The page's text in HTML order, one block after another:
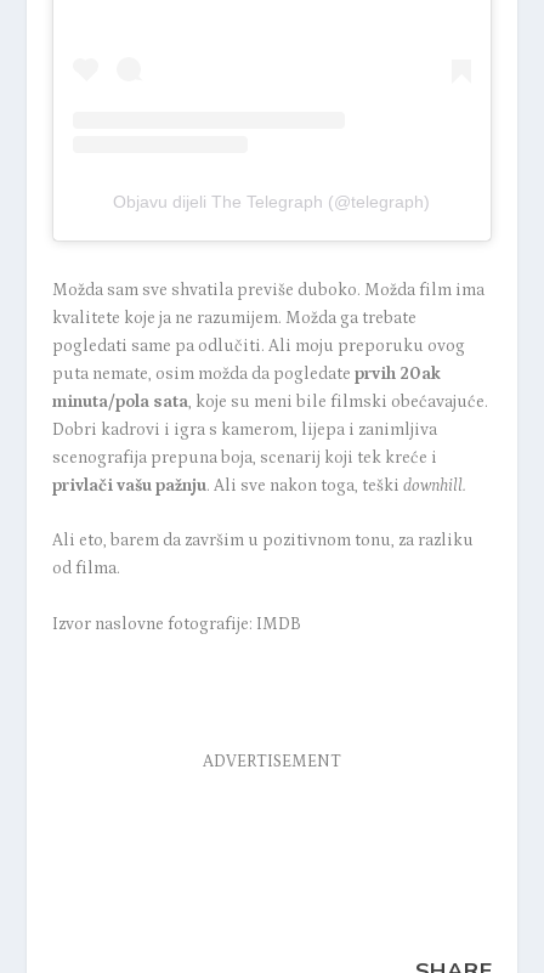
Objavu dijeli The Telegraph (@telegraph)
Možda sam sve shvatila previše duboko. Možda film ima
kvalitete koje ja ne razumijem. Možda ga trebate
pogledati same pa odlučiti. Ali moju preporuku ovog
puta nemate, osim možda da pogledate prvih 20ak
minuta/pola sata, koje su meni bile filmski obećavajuće.
Dobri kadrovi i igra s kamerom, lijepa i zanimljiva
scenografija prepuna boja, scenarij koji tek kreće i
privlači vašu pažnju. Ali sve nakon toga, teški downhill.
Ali eto, barem da završim u pozitivnom tonu, za razliku
od filma.
Izvor naslovne fotografije: IMDB
ADVERTISEMENT